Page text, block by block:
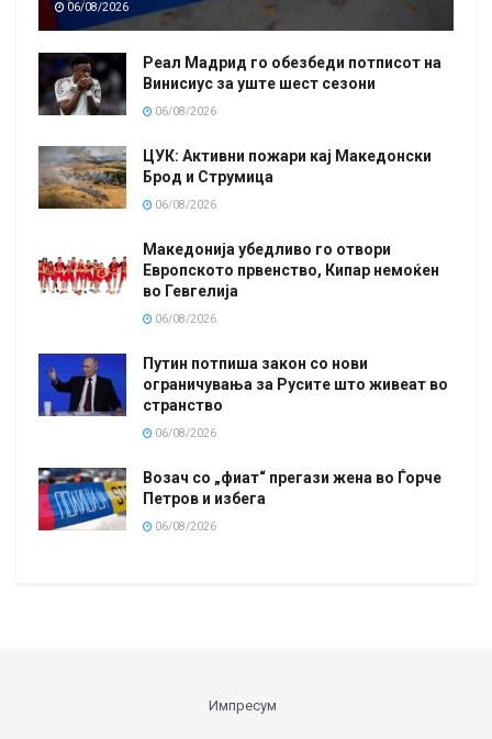
06/08/2026
Реал Мадрид го обезбеди потписот на
Винисиус за уште шест сезони
06/08/2026
ЦУК: Активни пожари кај Македонски
Брод и Струмица
06/08/2026
Македонија убедливо го отвори
Европското првенство, Кипар немоќен
во Гевгелија
06/08/2026
Путин потпиша закон со нови
ограничувања за Русите што живеат во
странство
06/08/2026
Возач со „фиат“ прегази жена во Ѓорче
Петров и избега
06/08/2026
Импресум